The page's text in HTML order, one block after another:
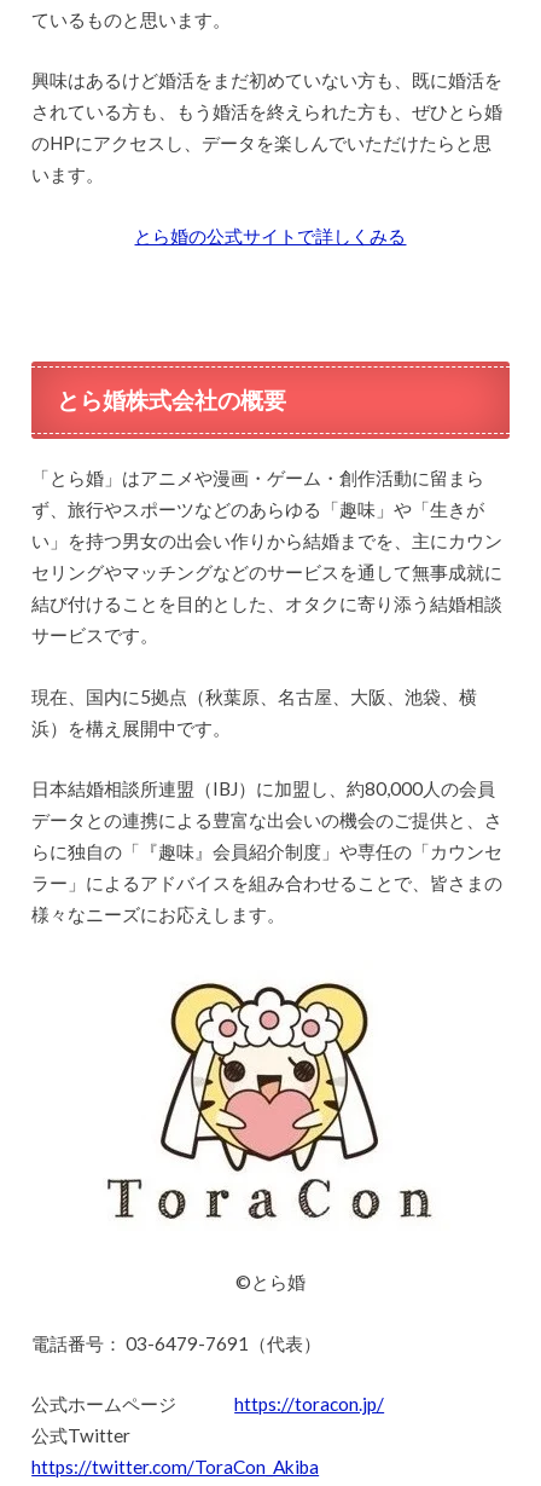
ているものと思います。
興味はあるけど婚活をまだ初めていない方も、既に婚活を
されている方も、もう婚活を終えられた方も、ぜひとら婚
のHPにアクセスし、データを楽しんでいただけたらと思
います。
とら婚の公式サイトで詳しくみる
とら婚株式会社の概要
「とら婚」はアニメや漫画・ゲーム・創作活動に留まら
ず、旅行やスポーツなどのあらゆる「趣味」や「生きが
い」を持つ男女の出会い作りから結婚までを、主にカウン
セリングやマッチングなどのサービスを通して無事成就に
結び付けることを目的とした、オタクに寄り添う結婚相談
サービスです。
現在、国内に5拠点（秋葉原、名古屋、大阪、池袋、横
浜）を構え展開中です。
日本結婚相談所連盟（IBJ）に加盟し、約80,000人の会員
データとの連携による豊富な出会いの機会のご提供と、さ
らに独自の「『趣味』会員紹介制度」や専任の「カウンセ
ラー」によるアドバイスを組み合わせることで、皆さまの
様々なニーズにお応えします。
©とら婚
電話番号： 03-6479-7691（代表）
公式ホームページhttps://toracon.jp/
公式Twitter
https://twitter.com/ToraCon_Akiba